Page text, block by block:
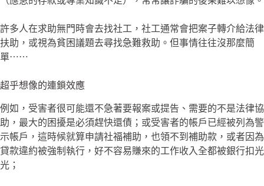
許多人在求助無門時會去找社工，社工通常會把案子轉介給法律
扶助，或視為貧困議題去尋找急難救助。但事情往往沒那麼簡
單⋯⋯
超乎想像的連鎖效應
​例如，受害者很可能還不急著要報案或提告、需要的不是法律協
助，最大的困擾是必須趕快還債；或受害者的帳戶已經被列為警
示帳戶，這時候就算申請社福補助，也領不到補助款，或者因為
貸款違約被強制執行，好不容易賺來的工作收入全都被銀行扣光
光；